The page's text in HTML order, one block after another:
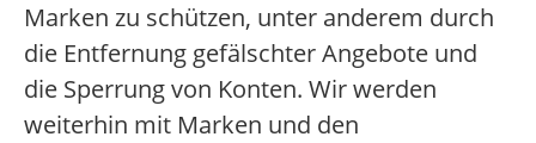
Marken zu schützen, unter anderem durch
die Entfernung gefälschter Angebote und
die Sperrung von Konten. Wir werden
weiterhin mit Marken und den